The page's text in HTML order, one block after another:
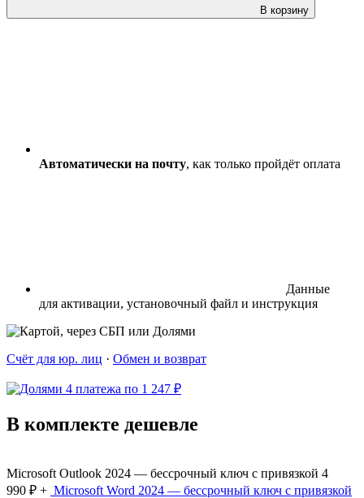
В корзину
Автоматически на почту, как только пройдёт оплата
Данные
для активации, установочный файл и инструкция
Счёт для юр. лиц · Обмен и возврат
4 платежа по 1 247 ₽
В комплекте дешевле
Microsoft Outlook 2024 — бессрочный ключ с привязкой 4
990 ₽ + Microsoft Word 2024 — бессрочный ключ с привязкой